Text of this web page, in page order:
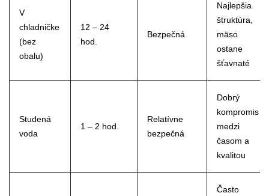
V
chladničke
(bez
obalu)
12 – 24
hod.
Bezpečná
Najlepšia
štruktúra,
mäso
ostane
šťavnaté
Studená
voda
1 – 2 hod.
Relatívne
bezpečná
Dobrý
kompromis
medzi
časom a
kvalitou
Často